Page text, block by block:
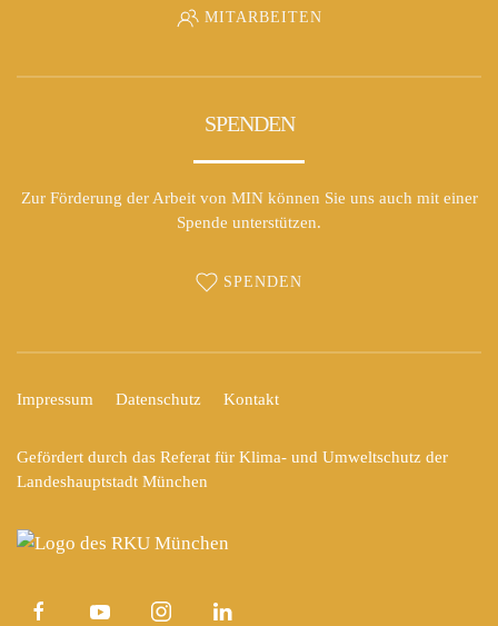
MITARBEITEN
SPENDEN
Zur Förderung der Arbeit von MIN können Sie uns auch mit einer
Spende unterstützen.
SPENDEN
Impressum Datenschutz Kontakt
Gefördert durch das Referat für Klima- und Umweltschutz der
Landeshauptstadt München